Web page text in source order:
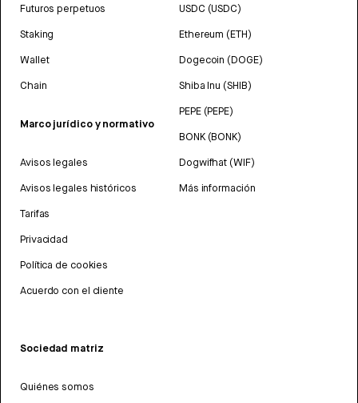
Futuros perpetuos
Staking
Wallet
Chain
Marco jurídico y normativo
Avisos legales
Avisos legales históricos
Tarifas
Privacidad
Política de cookies
Acuerdo con el cliente
USDC (USDC)
Ethereum (ETH)
Dogecoin (DOGE)
Shiba Inu (SHIB)
PEPE (PEPE)
BONK (BONK)
Dogwifhat (WIF)
Más información
Sociedad matriz
Quiénes somos